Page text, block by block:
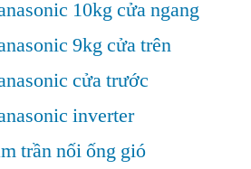
10kg cửa ngang
9kg cửa trên
cửa trước
inverter
trần nối ống gió